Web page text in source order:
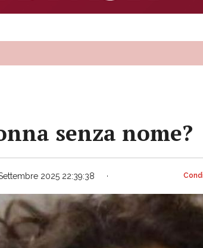
senza nome?
2025 22:39:38